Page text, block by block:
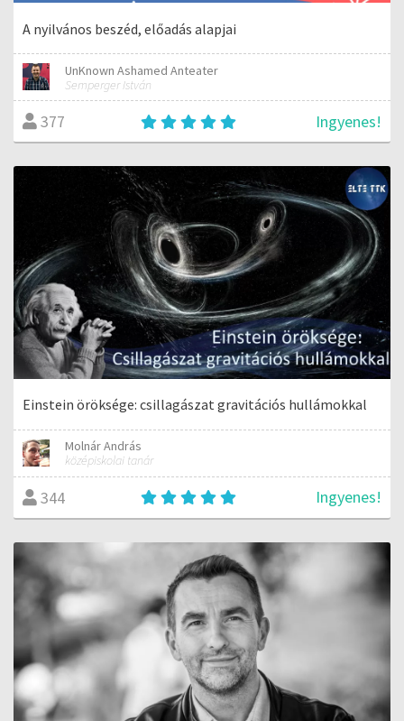
A nyilvános beszéd, előadás alapjai
UnKnown Ashamed Anteater
Semperger István
377 Ingyenes!
Einstein öröksége: csillagászat gravitációs hullámokkal
Molnár András
középiskolai tanár
344 Ingyenes!